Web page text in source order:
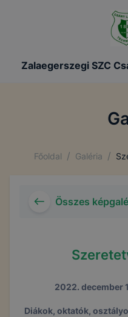
Zalaegerszegi SZC
Főoldal / Galéria /
Összes
2022. december
Diákok, oktatók,